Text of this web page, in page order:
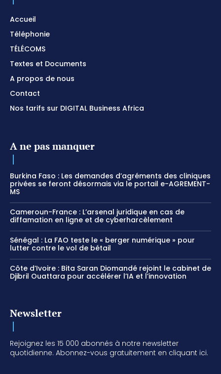
Accueil
Téléphonie
TÉLÉCOMS
Textes et Documents
A propos de nous
Contact
Nos tarifs sur DIGITAL Business Africa
A ne pas manquer
Burkina Faso : Les demandes d’agréments des cliniques
privées se feront désormais via le portail e-AGREMENT-
MS
Cameroun-France : L’arsenal juridique en cas de
diffamation en ligne et de cyberharcèlement
Sénégal : La FAO teste le « berger numérique » pour
lutter contre le vol de bétail
Côte d’Ivoire : Bita Saran Diomandé rejoint le cabinet de
Djibril Ouattara pour accélérer l’IA et l’innovation
Newsletter
Rejoignez les 15 000 abonnés à notre newsletter
quotidienne. Abonnez-vous gratuitement en cliquant ici.